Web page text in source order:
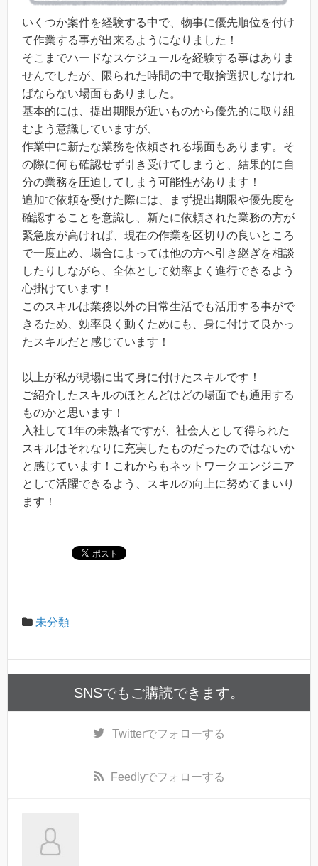
いくつか案件を経験する中で、物事に優先順位を付け
て作業する事が出来るようになりました！
そこまでハードなスケジュールを経験する事はありま
せんでしたが、限られた時間の中で取捨選択しなけれ
ばならない場面もありました。
基本的には、提出期限が近いものから優先的に取り組
むよう意識していますが、
作業中に新たな業務を依頼される場面もあります。そ
の際に何も確認せず引き受けてしまうと、結果的に自
分の業務を圧迫してしまう可能性があります！
追加で依頼を受けた際には、まず提出期限や優先度を
確認することを意識し、新たに依頼された業務の方が
緊急度が高ければ、現在の作業を区切りの良いところ
で一度止め、場合によっては他の方へ引き継ぎを相談
したりしながら、全体として効率よく進行できるよう
心掛けています！
このスキルは業務以外の日常生活でも活用する事がで
きるため、効率良く動くためにも、身に付けて良かっ
たスキルだと感じています！
以上が私が現場に出て身に付けたスキルです！
ご紹介したスキルのほとんどはどの場面でも通用する
ものかと思います！
入社して1年の未熟者ですが、社会人として得られた
スキルはそれなりに充実したものだったのではないか
と感じています！これからもネットワークエンジニア
として活躍できるよう、スキルの向上に努めてまいり
ます！
未分類
SNSでもご購読できます。
Twitterでフォローする
Feedlyでフォローする